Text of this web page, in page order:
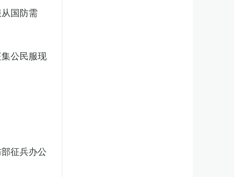
国防需
公民服现
征兵办公